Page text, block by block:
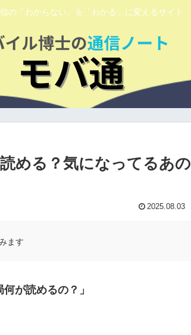
の「わからない」を「わかる」に変えるサイト
める？気になってるあの
2025.08.03
ます
が読めるの？」